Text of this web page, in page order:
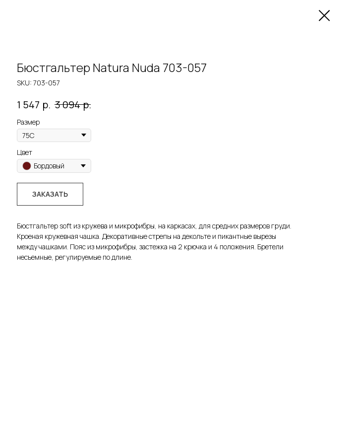
Бюстгальтер Natura Nuda 703-057
SKU: 703-057
1 547 р. 3 094 р.
Размер
Цвет
Бордовый
ЗАКАЗАТЬ
Бюстгальтер soft из кружева и микрофибры, на каркасах, для средних размеров груди.
Кроеная кружевная чашка. Декоративные стрепы на декольте и пикантные вырезы
между чашками. Пояс из микрофибры, застежка на 2 крючка и 4 положения. Бретели
несъемные, регулируемые по длине.